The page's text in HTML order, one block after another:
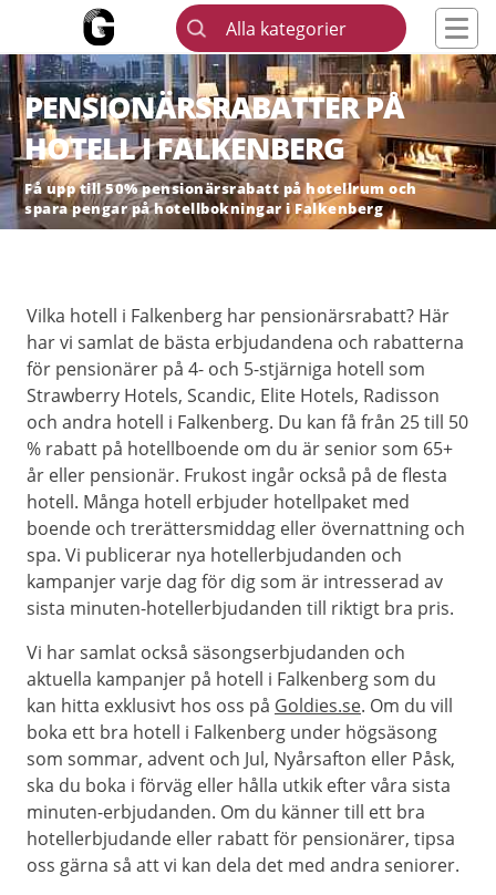
Alla kategorier
PENSIONÄRSRABATTER PÅ
HOTELL I FALKENBERG
Få upp till 50% pensionärsrabatt på hotellrum och
spara pengar på hotellbokningar i Falkenberg
Vilka hotell i Falkenberg har pensionärsrabatt? Här
har vi samlat de bästa erbjudandena och rabatterna
för pensionärer på 4- och 5-stjärniga hotell som
Strawberry Hotels, Scandic, Elite Hotels, Radisson
och andra hotell i Falkenberg. Du kan få från 25 till 50
% rabatt på hotellboende om du är senior som 65+
år eller pensionär. Frukost ingår också på de flesta
hotell. Många hotell erbjuder hotellpaket med
boende och trerättersmiddag eller övernattning och
spa. Vi publicerar nya hotellerbjudanden och
kampanjer varje dag för dig som är intresserad av
sista minuten-hotellerbjudanden till riktigt bra pris.
Vi har samlat också säsongserbjudanden och
aktuella kampanjer på hotell i Falkenberg som du
kan hitta exklusivt hos oss på Goldies.se. Om du vill
boka ett bra hotell i Falkenberg under högsäsong
som sommar, advent och Jul, Nyårsafton eller Påsk,
ska du boka i förväg eller hålla utkik efter våra sista
minuten-erbjudanden. Om du känner till ett bra
hotellerbjudande eller rabatt för pensionärer, tipsa
oss gärna så att vi kan dela det med andra seniorer.